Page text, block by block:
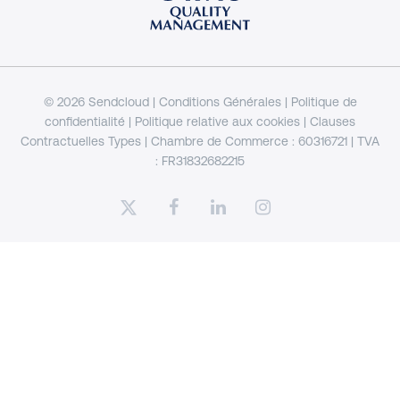
© 2026 Sendcloud | Conditions Générales| Politique de
confidentialité | Politique relative aux cookies | Clauses
Contractuelles Types | Chambre de Commerce : 60316721 | TVA
: FR31832682215
x-
facebooklinkedin instagram